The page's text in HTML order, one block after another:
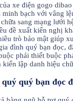
xe điện gogo
bạch với vâng
sang mạng lưới
đề xuất kiến nghị
trò bảo mật giúp
đình quý bạn đọc,
phải thiết buộc
kiến lập danh hiệu
quý bạn đọc